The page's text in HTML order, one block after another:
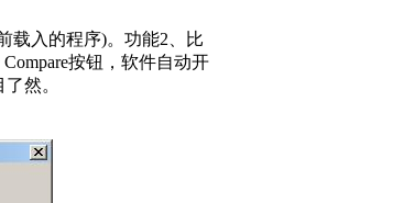
载入的程序)。功能2、比
按钮，软件自动开
然。